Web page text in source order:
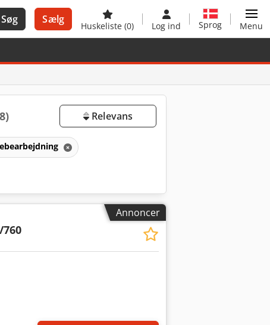
Søg Sælg
Huskeliste (0) Log ind Sprog Menu
Relevans
Annoncer
760